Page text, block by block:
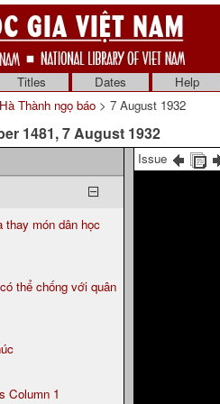
Titles Dates
Help
Hà Thành ngọ báo > 7 August 1932
1481, 7 August 1932
thay món dân học
thể chống với quân
Column 1
Issue